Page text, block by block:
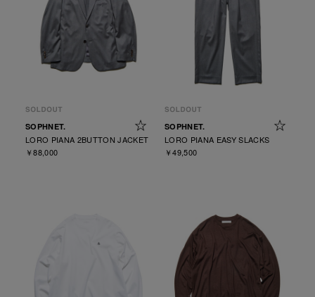
SOPHNET.
LORO PIANA 2BUTTON JACKET
￥88,000
SOPHNET.
LORO PIANA EASY SLACKS
￥49,500